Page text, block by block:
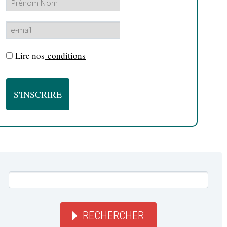
Lire nos conditions
RECHERCHER